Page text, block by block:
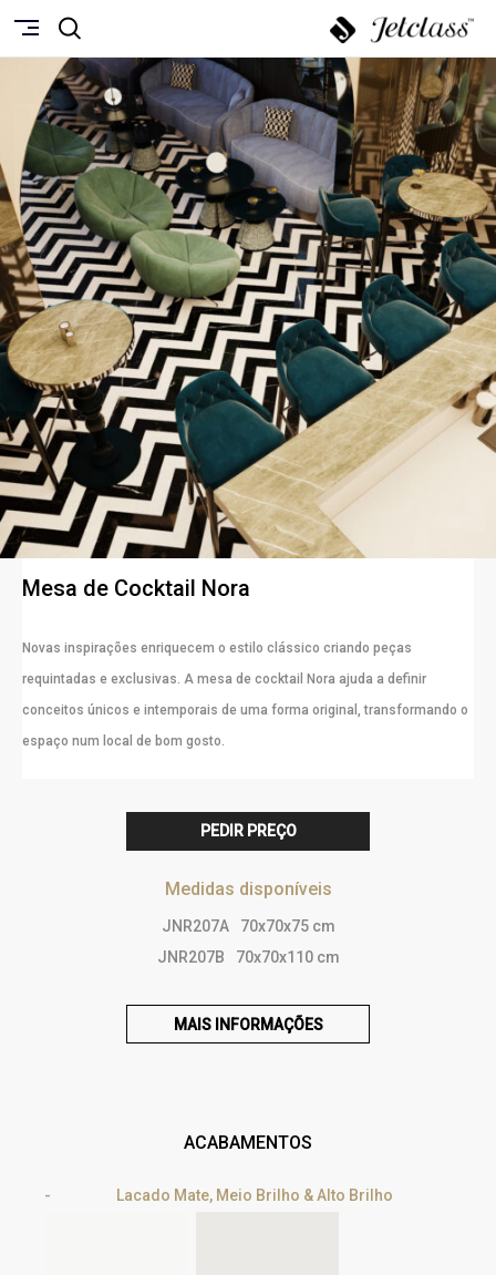
Mesa de Cocktail Nora
Novas inspirações enriquecem o estilo clássico criando peças
requintadas e exclusivas. A mesa de cocktail Nora ajuda a definir
conceitos únicos e intemporais de uma forma original, transformando o
espaço num local de bom gosto.
PEDIR PREÇO
Medidas disponíveis
JNR207A
70x70x75 cm
JNR207B
70x70x110 cm
MAIS INFORMAÇÕES
ACABAMENTOS
Lacado Mate, Meio Brilho & Alto Brilho